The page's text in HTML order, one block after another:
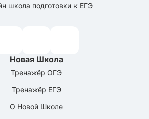
школа подготовки к ЕГЭ
Новая Школа
Тренажёр ОГЭ
Тренажёр ЕГЭ
О Новой Школе